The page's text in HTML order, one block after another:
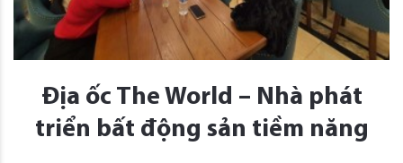
Địa ốc The World – Nhà phát
triển bất động sản tiềm năng